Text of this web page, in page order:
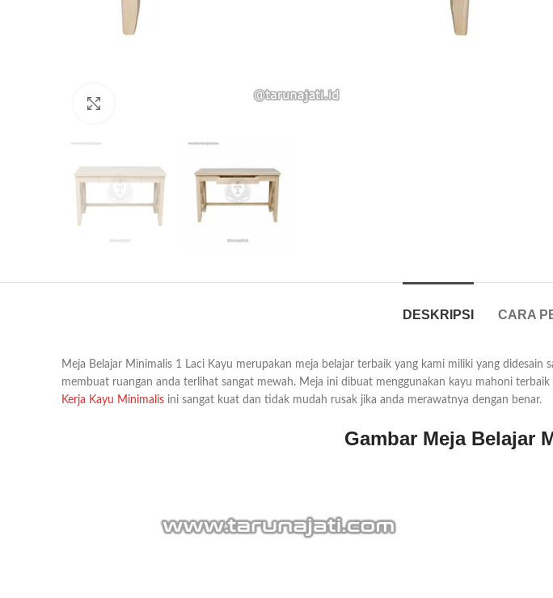
DESKRIPSI CARA
Meja Belajar Minimalis 1 Laci Kayu merupakan meja belajar terbaik yang kami miliki yang
membuat ruangan anda terlihat sangat mewah. Meja ini dibuat menggunakan kayu mahoni
Kerja Kayu Minimalis ini sangat kuat dan tidak mudah rusak jika anda merawatnya dengan benar.
Gambar Meja Belajar